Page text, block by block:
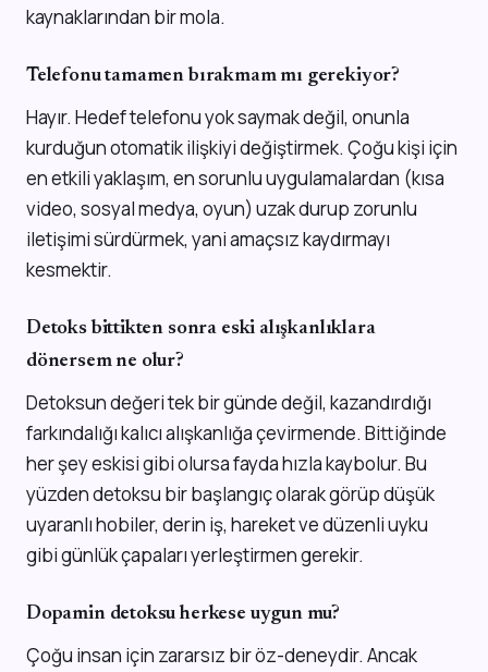
kaynaklarından bir mola.
Telefonu tamamen bırakmam mı gerekiyor?
Hayır. Hedef telefonu yok saymak değil, onunla
kurduğun otomatik ilişkiyi değiştirmek. Çoğu kişi için
en etkili yaklaşım, en sorunlu uygulamalardan (kısa
video, sosyal medya, oyun) uzak durup zorunlu
iletişimi sürdürmek, yani amaçsız kaydırmayı
kesmektir.
Detoks bittikten sonra eski alışkanlıklara
dönersem ne olur?
Detoksun değeri tek bir günde değil, kazandırdığı
farkındalığı kalıcı alışkanlığa çevirmende. Bittiğinde
her şey eskisi gibi olursa fayda hızla kaybolur. Bu
yüzden detoksu bir başlangıç olarak görüp düşük
uyaranlı hobiler, derin iş, hareket ve düzenli uyku
gibi günlük çapaları yerleştirmen gerekir.
Dopamin detoksu herkese uygun mu?
Çoğu insan için zararsız bir öz-deneydir. Ancak